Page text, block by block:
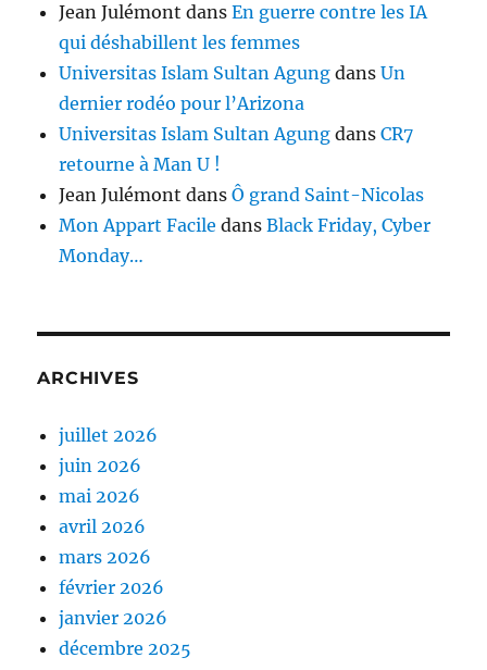
Jean Julémont dansEn guerre contre les IA
qui déshabillent les femmes
Universitas Islam Sultan Agung dansUn
dernier rodéo pour l’Arizona
Universitas Islam Sultan Agung dansCR7
retourne à Man U !
Jean Julémont dansÔ grand Saint-Nicolas
Mon Appart Facile dansBlack Friday, Cyber
Monday…
ARCHIVES
juillet 2026
juin 2026
mai 2026
avril 2026
mars 2026
février 2026
janvier 2026
décembre 2025